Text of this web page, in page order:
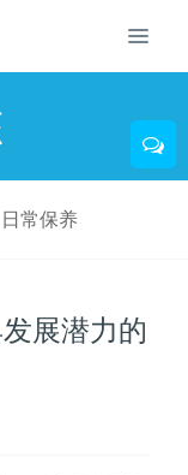
日常保养
展潜力的